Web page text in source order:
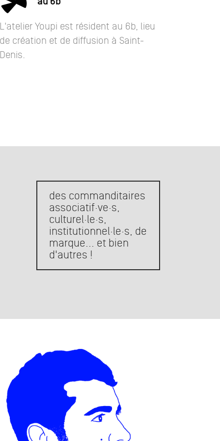
L'atelier Youpi est résident au 6b, lieu
de création et de diffusion à Saint-
Denis.
les gens, leur
leur diversité
des commanditaires
associatif·ve·s,
culturel·le·s,
institutionnel·le·s, de
marque... et bien
d'autres !